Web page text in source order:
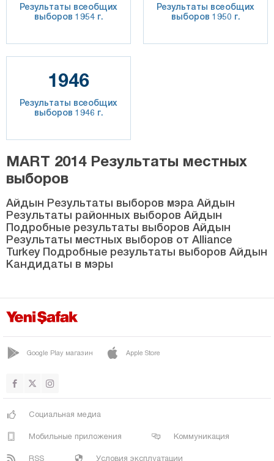
Результаты всеобщих
выборов 1954 г.
Результаты всеобщих
выборов 1950 г.
1946
Результаты всеобщих
выборов 1946 г.
MART 2014 Результаты местных
выборов
Айдын Результаты выборов мэра Айдын
Результаты районных выборов Айдын
Подробные результаты выборов Айдын
Результаты местных выборов от Alliance
Turkey Подробные результаты выборов Айдын
Кандидаты в мэры
Google Play магазин Apple Store
Социальная медиа
Мобильные приложения Коммуникация
RSS Условия эксплуатации